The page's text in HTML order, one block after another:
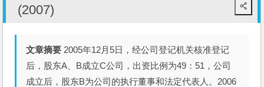
(2007)
文章摘要 2005年12月5日，经公司登记机关核准登记
后，股东A、B成立C公司，出资比例为49：51，公司
成立后，股东B为公司的执行董事和法定代表人。2006